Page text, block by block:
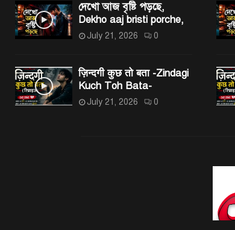
দেখো আজ বৃষ্টি পড়ছে,
Dekho aaj bristi porche,
July 21, 2026 0
ज़िन्दगी कुछ तो बता -Zindagi
Kuch Toh Bata-
July 21, 2026 0